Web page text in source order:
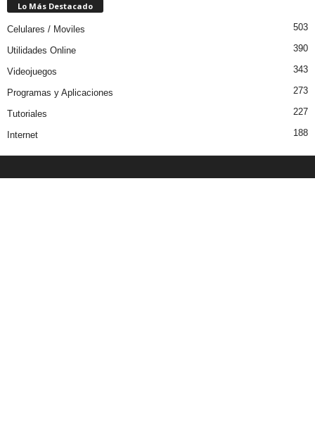
Lo Más Destacado
Celulares / Moviles 503
Utilidades Online 390
Videojuegos 343
Programas y Aplicaciones 273
Tutoriales 227
Internet 188